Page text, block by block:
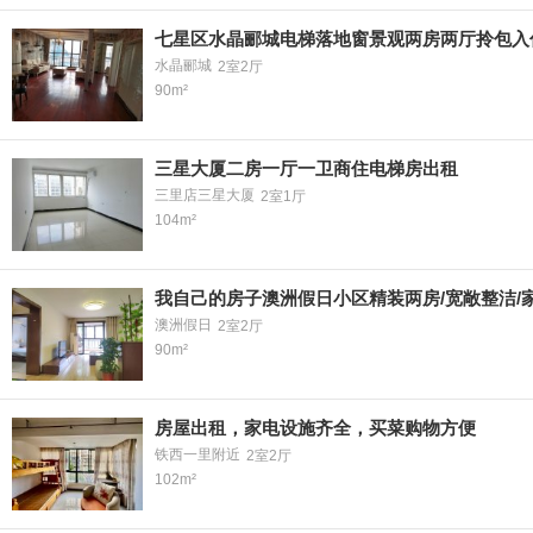
七星区水晶郦城电梯落地窗景观两房两厅拎包入
水晶郦城 2室2厅
90m²
三星大厦二房一厅一卫商住电梯房出租
三里店三星大厦 2室1厅
104m²
我自己的房子澳洲假日小区精装两房/宽敞整洁/
澳洲假日
2室2厅
90m²
房屋出租，家电设施齐全，买菜购物方便
铁西一里附近 2室2厅
102m²